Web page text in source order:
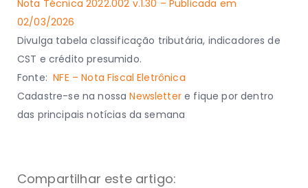
Nota Técnica 2022.002 v.1.30 – Publicada em
02/03/2026
Divulga tabela classificação tributária, indicadores de
CST e crédito presumido.
Fonte:NFE – Nota Fiscal Eletrônica
Cadastre-se na nossaNewslettere fique por dentro
das principais notícias da semana
Compartilhar este artigo: